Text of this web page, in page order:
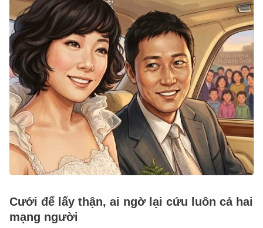
Cưới để lấy thận, ai ngờ lại cứu luôn cả hai
mạng người